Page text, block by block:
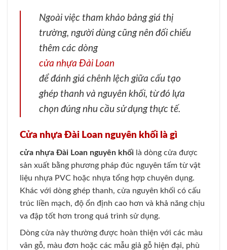
Ngoài việc tham khảo bảng giá thị
trường, người dùng cũng nên đối chiếu
thêm các dòng
cửa nhựa Đài Loan
để đánh giá chênh lệch giữa cấu tạo
ghép thanh và nguyên khối, từ đó lựa
chọn đúng nhu cầu sử dụng thực tế.
Cửa nhựa Đài Loan nguyên khối là gì
cửa nhựa Đài Loan nguyên khối là dòng cửa được
sản xuất bằng phương pháp đúc nguyên tấm từ vật
liệu nhựa PVC hoặc nhựa tổng hợp chuyên dụng.
Khác với dòng ghép thanh, cửa nguyên khối có cấu
trúc liền mạch, độ ổn định cao hơn và khả năng chịu
va đập tốt hơn trong quá trình sử dụng.
Dòng cửa này thường được hoàn thiện với các màu
vân gỗ, màu đơn hoặc các mẫu giả gỗ hiện đại, phù